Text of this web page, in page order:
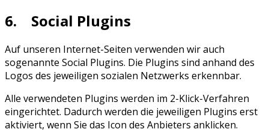
6. Social Plugins
Auf unseren Internet-Seiten verwenden wir auch
sogenannte Social Plugins. Die Plugins sind anhand des
Logos des jeweiligen sozialen Netzwerks erkennbar.
Alle verwendeten Plugins werden im 2-Klick-Verfahren
eingerichtet. Dadurch werden die jeweiligen Plugins erst
aktiviert, wenn Sie das Icon des Anbieters anklicken.